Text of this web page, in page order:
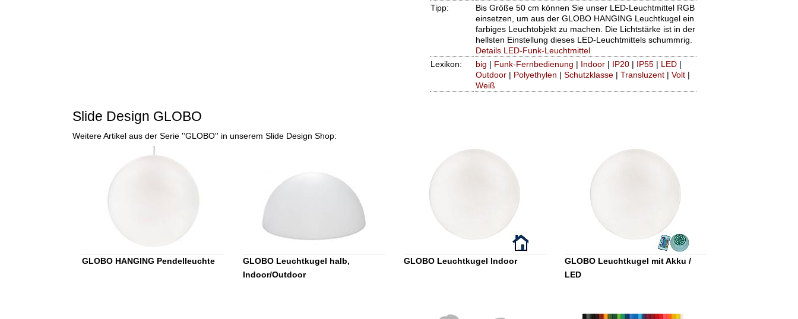
Tipp:
Bis Größe 50 cm können Sie unser LED-Leuchtmittel RGB
einsetzen, um aus der GLOBO HANGING Leuchtkugel ein
farbiges Leuchtobjekt zu machen. Die Lichtstärke ist in der
hellsten Einstellung dieses LED-Leuchtmittels schummrig.
Details LED-Funk-Leuchtmittel
Lexikon:
big | Funk-Fernbedienung | Indoor| IP20| IP55| LED|
Outdoor| Polyethylen | Schutzklasse| Transluzent| Volt|
Weiß
Slide Design GLOBO
Weitere Artikel aus der Serie ''GLOBO'' in unserem Slide Design Shop:
GLOBO HANGING Pendelleuchte
GLOBO Leuchtkugel halb,
Indoor/Outdoor
GLOBO Leuchtkugel Indoor
GLOBO Leuchtkugel mit Akku /
LED